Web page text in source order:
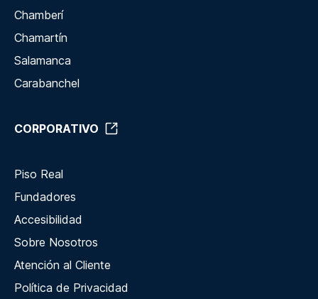
Chamberí
Chamartín
Salamanca
Carabanchel
CORPORATIVO
Piso Real
Fundadores
Accesibilidad
Sobre Nosotros
Atención al Cliente
Política de Privacidad